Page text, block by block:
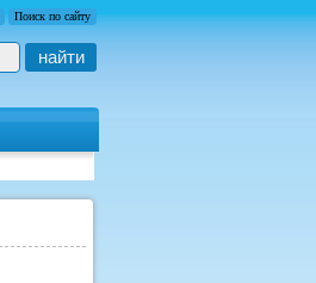
Поиск по сайту
найти